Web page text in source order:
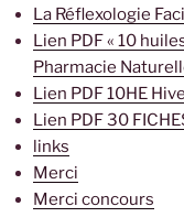
La Réflexologie
Lien PDF « 10
Pharmacie
Lien PDF 10HE
Lien PDF 30
links
Merci
Merci concours